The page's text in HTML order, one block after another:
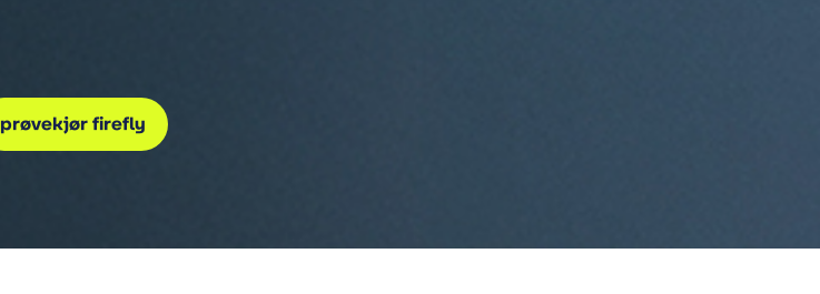
prøvekjør firefly